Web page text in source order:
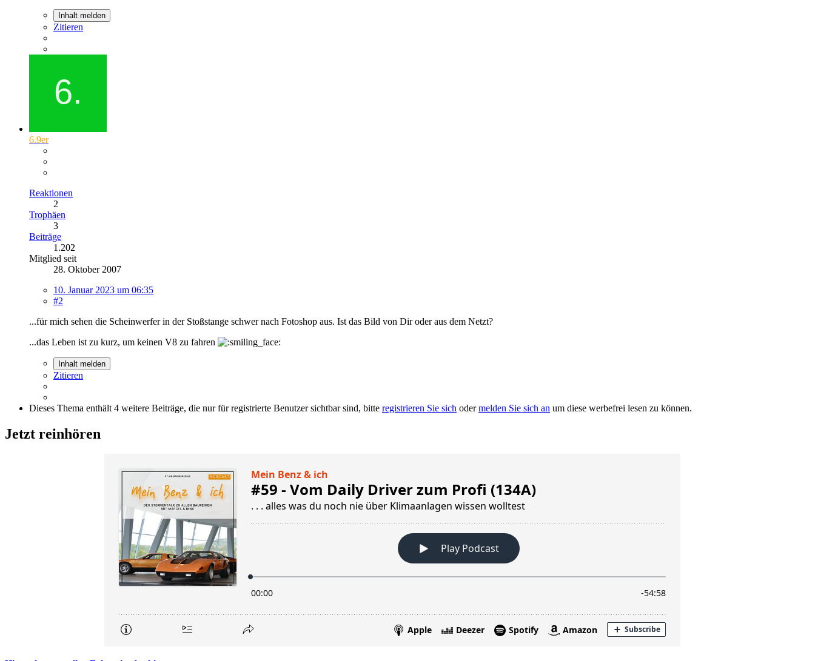
Inhalt melden
Zitieren
6.9er
Reaktionen
2
Trophäen
3
Beiträge
1.202
Mitglied seit
28. Oktober 2007
10. Januar 2023 um 06:35
#2
...für mich sehen die Scheinwerfer in der Stoßstange schwer nach Fotoshop aus. Ist das Bild von Dir oder aus dem Netzt?
...das Leben ist zu kurz, um keinen V8 zu fahren
Inhalt melden
Zitieren
Dieses Thema enthält 4 weitere Beiträge, die nur für registrierte Benutzer sichtbar sind, bitte registrieren Sie sich odermelden Sie sich an um diese werbefrei lesen zu können.
Jetzt reinhören